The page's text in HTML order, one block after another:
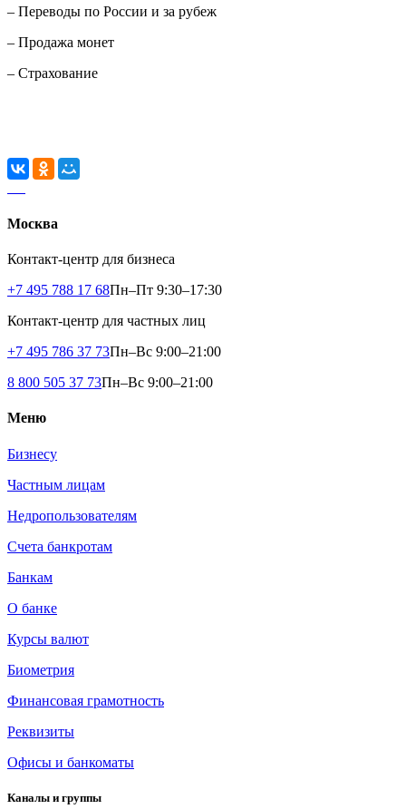
– Переводы по России и за рубеж
– Продажа монет
– Страхование
Москва
Контакт-центр для бизнеса
+7 495 788 17 68Пн–Пт 9:30–17:30
Контакт-центр для частных лиц
+7 495 786 37 73Пн–Вс 9:00–21:00
8 800 505 37 73Пн–Вс 9:00–21:00
Меню
Бизнесу
Частным лицам
Недропользователям
Счета банкротам
Банкам
О банке
Курсы валют
Биометрия
Финансовая грамотность
Реквизиты
Офисы и банкоматы
Каналы и группы